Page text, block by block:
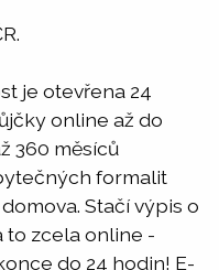
je otevřena 24
online až do
360 měsíců
formalit
Stačí výpis o
to zcela online -
do 24 hodin! E-